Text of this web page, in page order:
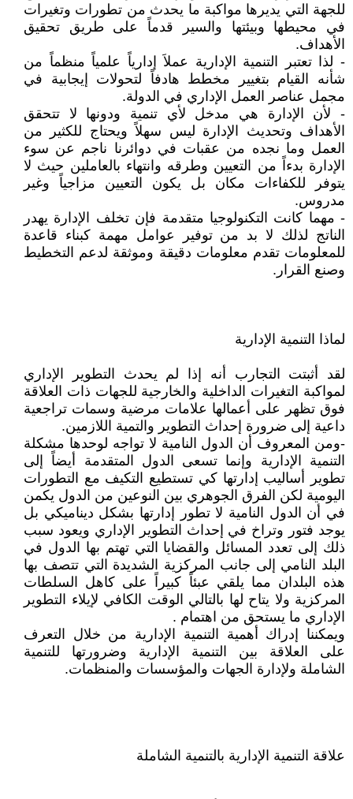
للجهة التي يديرها مواكبة ما يحدث من تطورات وتغيرات
في محيطها وبيئتها والسير قدماً على طريق تحقيق
الأهداف.
- لذا تعتبر التنمية الإدارية عملاَ إدارياً علمياً منظماً من
شأنه القيام بتغيير مخطط هادفاً لتحولات إيجابية في
مجمل عناصر العمل الإداري في الدولة.
- لأن الإدارة هي مدخل لأي تنمية ودونها لا تتحقق
الأهداف وتحديث الإدارة ليس سهلاً ويحتاج للكثير من
العمل وما نجده من عقبات في دوائرنا ناجم عن سوء
الإدارة بدءاً من التعيين وطرقه وانتهاء بالعاملين حيث لا
يتوفر للكفاءات مكان بل يكون التعيين مزاجياً وغير
مدروس.
- مهما كانت التكنولوجيا متقدمة فإن تخلف الإدارة يهدر
الناتج لذلك لا بد من توفير عوامل مهمة كبناء قاعدة
للمعلومات تقدم معلومات دقيقة وموثقة لدعم التخطيط
وصنع القرار.
لماذا التنمية الإدارية
لقد أثبتت التجارب أنه إذا لم يحدث التطوير الإداري
لمواكبة التغيرات الداخلية والخارجية للجهات ذات العلاقة
فوق تظهر على أعمالها علامات مرضية وسمات تراجعية
داعية إلى ضرورة إحداث التطوير والتمية اللازمين.
-ومن المعروف أن الدول النامية لا تواجه لوحدها مشكلة
التنمية الإدارية وإنما تسعى الدول المتقدمة أيضاً إلى
تطوير أساليب إدارتها كي تستطيع التكيف مع التطورات
اليومية لكن الفرق الجوهري بين النوعين من الدول يكمن
في أن الدول النامية لا تطور إدارتها بشكل ديناميكي بل
يوجد فتور وتراخ في إحداث التطوير الإداري ويعود سبب
ذلك إلى تعدد المسائل والقضايا التي تهتم بها الدول في
البلد النامي إلى جانب المركزية الشديدة التي تتصف بها
هذه البلدان مما يلقي عبئاً كبيراً على كاهل السلطات
المركزية ولا يتاح لها بالتالي الوقت الكافي لإيلاء التطوير
الإداري ما يستحق من اهتمام .
ويمكننا إدراك أهمية التنمية الإدارية من خلال التعرف
على العلاقة بين التنمية الإدارية وضرورتها للتنمية
الشاملة ولإدارة الجهات والمؤسسات والمنظمات.
علاقة التنمية الإدارية بالتنمية الشاملة